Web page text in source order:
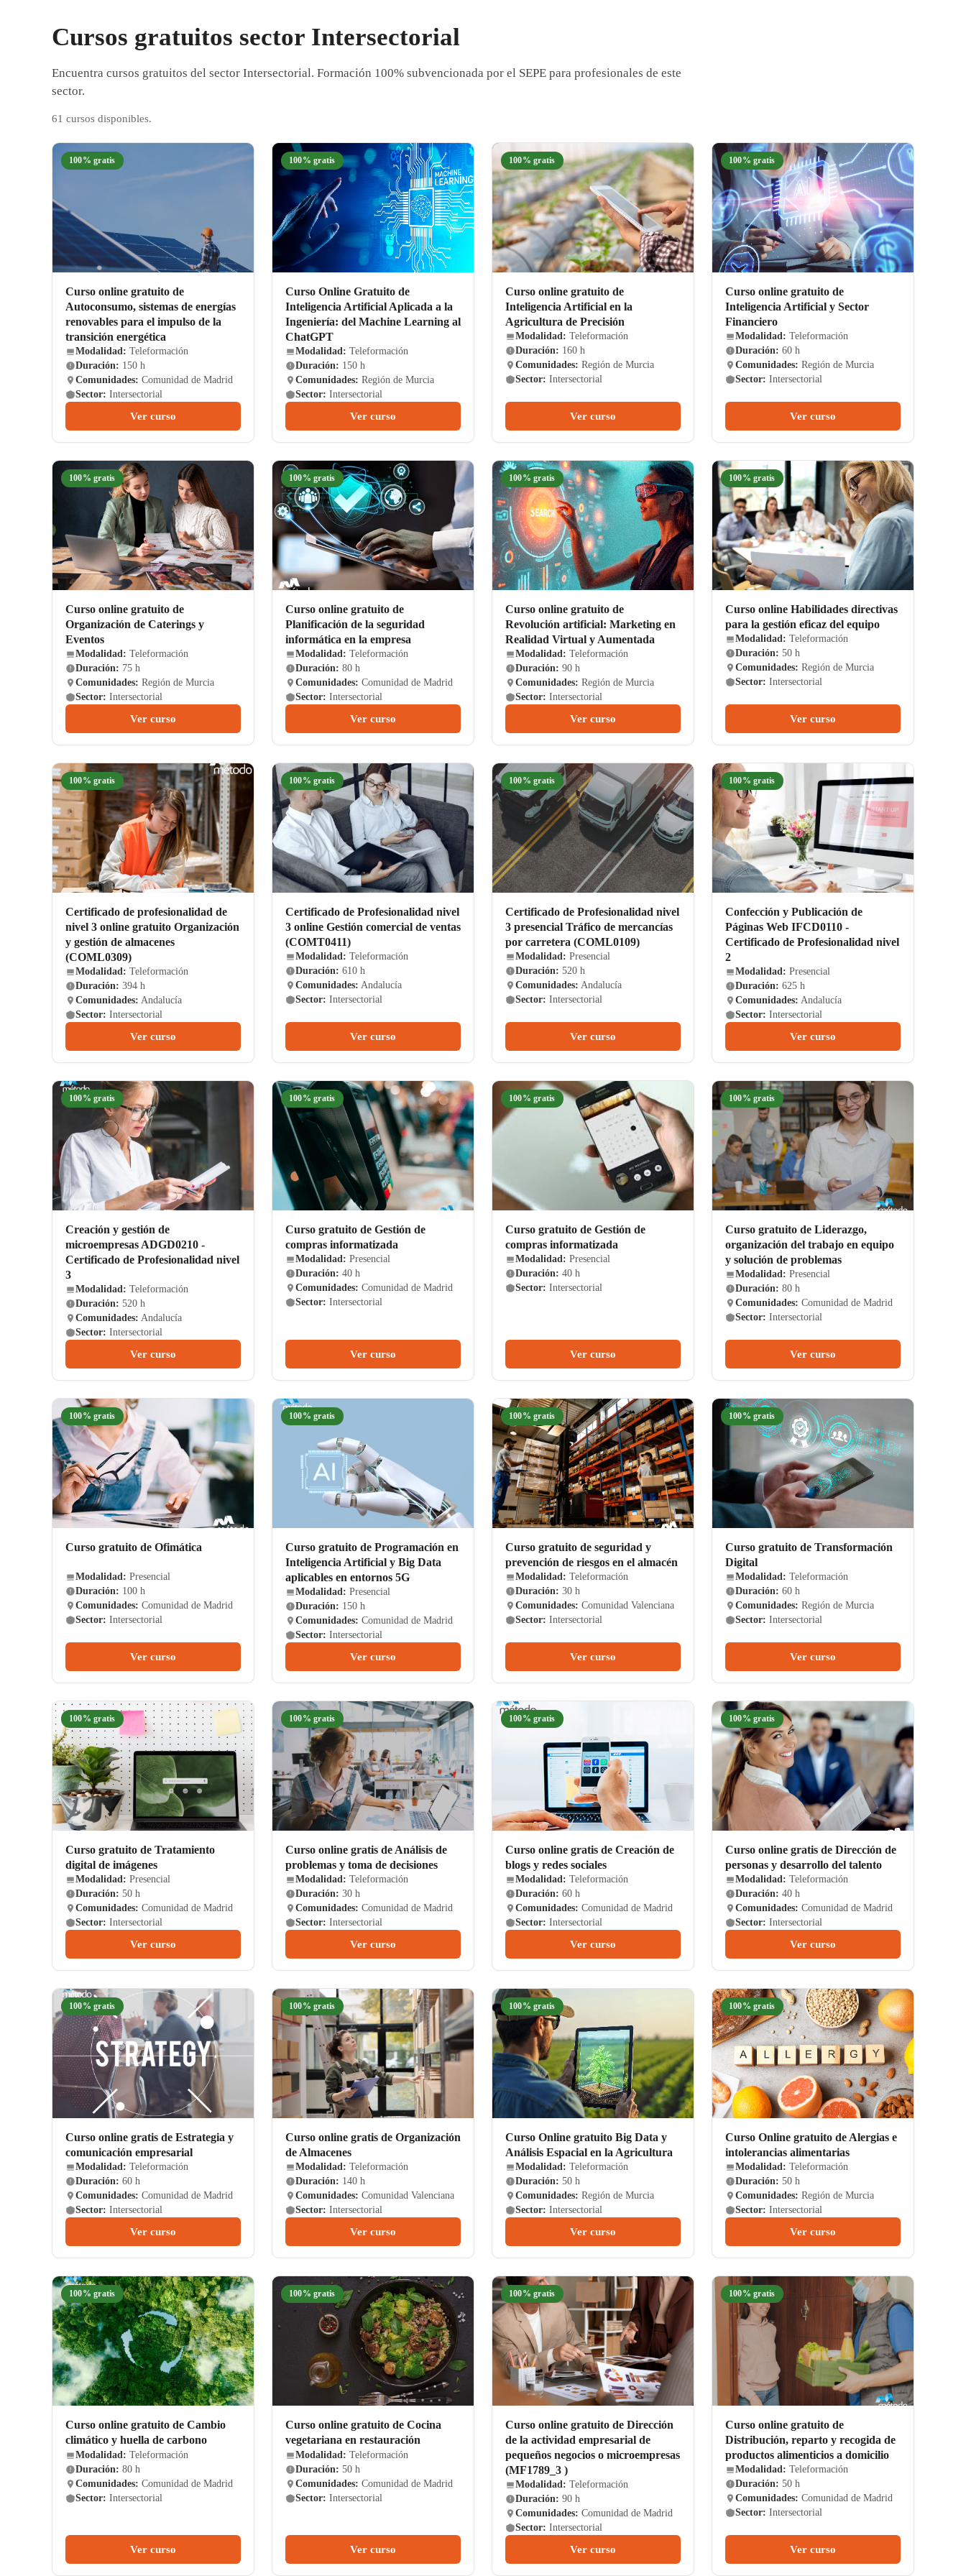
Cursos gratuitos sector Intersectorial
Encuentra cursos gratuitos del sector Intersectorial. Formación 100% subvencionada por el SEPE para profesionales de este
sector.
61 cursos disponibles.
100% gratis
Curso online gratuito de
Autoconsumo, sistemas de energías
renovables para el impulso de la
transición energética
Modalidad: Teleformación
Duración: 150 h
Comunidades: Comunidad de Madrid
Sector: Intersectorial
Ver curso
100% gratis
Curso Online Gratuito de
Inteligencia Artificial Aplicada a la
Ingeniería: del Machine Learning al
ChatGPT
Modalidad: Teleformación
Duración: 150 h
Comunidades: Región de Murcia
Sector: Intersectorial
Ver curso
100% gratis
Curso online gratuito de
Inteligencia Artificial en la
Agricultura de Precisión
Modalidad: Teleformación
Duración: 160 h
Comunidades: Región de Murcia
Sector: Intersectorial
Ver curso
100% gratis
Curso online gratuito de
Inteligencia Artificial y Sector
Financiero
Modalidad: Teleformación
Duración: 60 h
Comunidades: Región de Murcia
Sector: Intersectorial
Ver curso
100% gratis
Curso online gratuito de
Organización de Caterings y
Eventos
Modalidad: Teleformación
Duración: 75 h
Comunidades: Región de Murcia
Sector: Intersectorial
Ver curso
100% gratis
Curso online gratuito de
Planificación de la seguridad
informática en la empresa
Modalidad: Teleformación
Duración: 80 h
Comunidades: Comunidad de Madrid
Sector: Intersectorial
Ver curso
100% gratis
Curso online gratuito de
Revolución artificial: Marketing en
Realidad Virtual y Aumentada
Modalidad: Teleformación
Duración: 90 h
Comunidades: Región de Murcia
Sector: Intersectorial
Ver curso
100% gratis
Curso online Habilidades directivas
para la gestión eficaz del equipo
Modalidad: Teleformación
Duración: 50 h
Comunidades: Región de Murcia
Sector: Intersectorial
Ver curso
100% gratis
Certificado de profesionalidad de
nivel 3 online gratuito Organización
y gestión de almacenes
(COML0309)
Modalidad: Teleformación
Duración: 394 h
Comunidades: Andalucía
Sector: Intersectorial
Ver curso
100% gratis
Certificado de Profesionalidad nivel
3 online Gestión comercial de ventas
(COMT0411)
Modalidad: Teleformación
Duración: 610 h
Comunidades: Andalucía
Sector: Intersectorial
Ver curso
100% gratis
Certificado de Profesionalidad nivel
3 presencial Tráfico de mercancías
por carretera (COML0109)
Modalidad: Presencial
Duración: 520 h
Comunidades: Andalucía
Sector: Intersectorial
Ver curso
100% gratis
Confección y Publicación de
Páginas Web IFCD0110 -
Certificado de Profesionalidad nivel
2
Modalidad: Presencial
Duración: 625 h
Comunidades: Andalucía
Sector: Intersectorial
Ver curso
100% gratis
Creación y gestión de
microempresas ADGD0210 -
Certificado de Profesionalidad nivel
3
Modalidad: Teleformación
Duración: 520 h
Comunidades: Andalucía
Sector: Intersectorial
Ver curso
100% gratis
Curso gratuito de Gestión de
compras informatizada
Modalidad: Presencial
Duración: 40 h
Comunidades: Comunidad de Madrid
Sector: Intersectorial
Ver curso
100% gratis
Curso gratuito de Gestión de
compras informatizada
Modalidad: Presencial
Duración: 40 h
Sector: Intersectorial
Ver curso
100% gratis
Curso gratuito de Liderazgo,
organización del trabajo en equipo
y solución de problemas
Modalidad: Presencial
Duración: 80 h
Comunidades: Comunidad de Madrid
Sector: Intersectorial
Ver curso
100% gratis
Curso gratuito de Ofimática
Modalidad: Presencial
Duración: 100 h
Comunidades: Comunidad de Madrid
Sector: Intersectorial
Ver curso
100% gratis
Curso gratuito de Programación en
Inteligencia Artificial y Big Data
aplicables en entornos 5G
Modalidad: Presencial
Duración: 150 h
Comunidades: Comunidad de Madrid
Sector: Intersectorial
Ver curso
100% gratis
Curso gratuito de seguridad y
prevención de riesgos en el almacén
Modalidad: Teleformación
Duración: 30 h
Comunidades: Comunidad Valenciana
Sector: Intersectorial
Ver curso
100% gratis
Curso gratuito de Transformación
Digital
Modalidad: Teleformación
Duración: 60 h
Comunidades: Región de Murcia
Sector: Intersectorial
Ver curso
100% gratis
Curso gratuito de Tratamiento
digital de imágenes
Modalidad: Presencial
Duración: 50 h
Comunidades: Comunidad de Madrid
Sector: Intersectorial
Ver curso
100% gratis
Curso online gratis de Análisis de
problemas y toma de decisiones
Modalidad: Teleformación
Duración: 30 h
Comunidades: Comunidad de Madrid
Sector: Intersectorial
Ver curso
100% gratis
Curso online gratis de Creación de
blogs y redes sociales
Modalidad: Teleformación
Duración: 60 h
Comunidades: Comunidad de Madrid
Sector: Intersectorial
Ver curso
100% gratis
Curso online gratis de Dirección de
personas y desarrollo del talento
Modalidad: Teleformación
Duración: 40 h
Comunidades: Comunidad de Madrid
Sector: Intersectorial
Ver curso
100% gratis
Curso online gratis de Estrategia y
comunicación empresarial
Modalidad: Teleformación
Duración: 60 h
Comunidades: Comunidad de Madrid
Sector: Intersectorial
Ver curso
100% gratis
Curso online gratis de Organización
de Almacenes
Modalidad: Teleformación
Duración: 140 h
Comunidades: Comunidad Valenciana
Sector: Intersectorial
Ver curso
100% gratis
Curso Online gratuito Big Data y
Análisis Espacial en la Agricultura
Modalidad: Teleformación
Duración: 50 h
Comunidades: Región de Murcia
Sector: Intersectorial
Ver curso
100% gratis
Curso Online gratuito de Alergias e
intolerancias alimentarias
Modalidad: Teleformación
Duración: 50 h
Comunidades: Región de Murcia
Sector: Intersectorial
Ver curso
100% gratis
Curso online gratuito de Cambio
climático y huella de carbono
Modalidad: Teleformación
Duración: 80 h
Comunidades: Comunidad de Madrid
Sector: Intersectorial
Ver curso
100% gratis
Curso online gratuito de Cocina
vegetariana en restauración
Modalidad: Teleformación
Duración: 50 h
Comunidades: Comunidad de Madrid
Sector: Intersectorial
Ver curso
100% gratis
Curso online gratuito de Dirección
de la actividad empresarial de
pequeños negocios o microempresas
(MF1789_3 )
Modalidad: Teleformación
Duración: 90 h
Comunidades: Comunidad de Madrid
Sector: Intersectorial
Ver curso
100% gratis
Curso online gratuito de
Distribución, reparto y recogida de
productos alimenticios a domicilio
Modalidad: Teleformación
Duración: 50 h
Comunidades: Comunidad de Madrid
Sector: Intersectorial
Ver curso